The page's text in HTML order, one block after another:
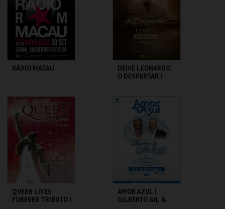
MAIS INFO
COMPRAR INSCREVER
RÁDIO MACAU
COLISEU DE LISBOA
MAIS INFO
DEIVE LEONARDO,
O DESPERTAR |
COLISEU DE LISBOA
MAIS INFO
COMPRAR
QUEEN LIVES
FOREVER TRIBUTO |
AMOR AZUL |
GILBERTO GIL &